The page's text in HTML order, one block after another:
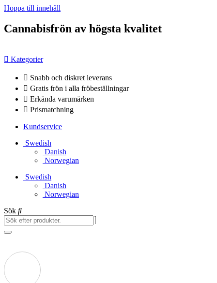
Hoppa till innehåll
Cannabisfrön av högsta kvalitet
Kategorier
Snabb och diskret leverans
Gratis frön i alla fröbeställningar
Erkända varumärken
Prismatchning
Kundservice
Swedish
Danish
Norwegian
Swedish
Danish
Norwegian
Sök